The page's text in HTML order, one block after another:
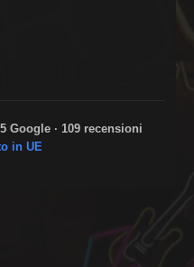
Google · 109 recensioni
in UE